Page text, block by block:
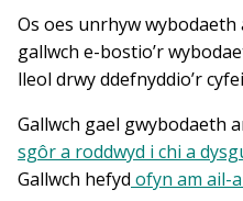
Os oes unrhyw
gallwch e-bostio’r
lleol drwy ddefnyddio’r
Gallwch gael gwybodaeth
sgôr a roddwyd i chi a
Gallwch hefyd ofyn am ail-